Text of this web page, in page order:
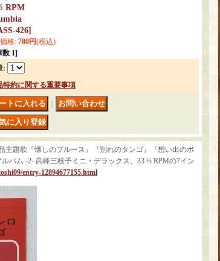
RPM
426]
格: 780円(税込)
数 1]
:
特約に関する重要事項
主題歌『懐しのブルース』『別れのタンゴ』『想い出のボ
バム -2- 高峰三枝子ミニ・デラックス、33 ⅓ RPMの7イン
entry-12894677155.html